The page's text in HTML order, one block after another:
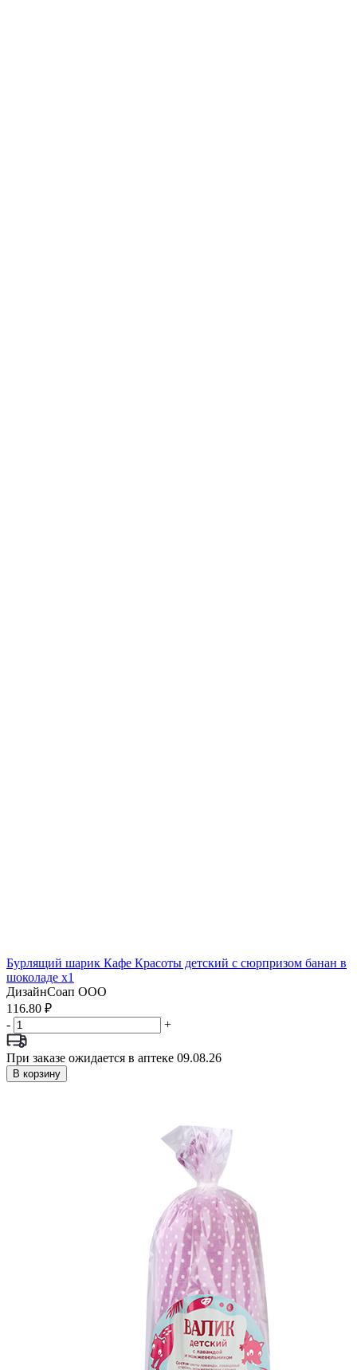
Бурлящий шарик Кафе Красоты детский с сюрпризом банан в
шоколаде x1
ДизайнСоап ООО
116.80 ₽
-
+
При заказе ожидается в аптеке 09.08.26
В корзину